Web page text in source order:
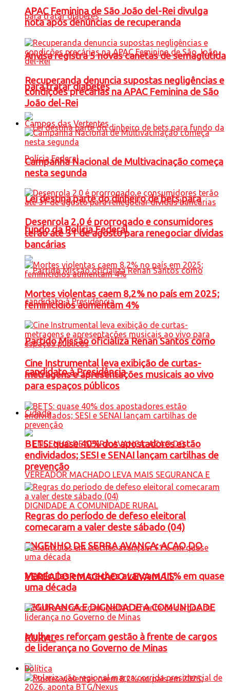
Anvisa registra 5 novas canetas de semaglutida
para tratar diabetes
Lei destina parte do dinheiro de bets para
fundo da Polícia Federal
Partido Missão oficializa Renan Santos como
candidato à Presidência
Cidade
ENGENHO DE SERRA AVANÇA: ACAO DO
VEREADOR MACHADO LEVA MAIS
SEGURANCA E DIGNIDADE A COMUNIDADE
RURAL
APAC Feminina de São João del-Rei divulga
nota após denúncias de recuperanda
Recuperanda denuncia supostas negligências e
condições precárias na APAC Feminina de São
João del-Rei
Campos das Vertentes
Campanha Nacional de Multivacinação começa
nesta segunda
Desenrola 2.0 é prorrogado e consumidores
terão até 31 de agosto para renegociar dívidas
bancárias
Mortes violentas caem 8,2% no país em 2025;
feminicídios aumentam 4%
Cine Instrumental leva exibição de curtas-
metragens e apresentações musicais ao vivo
para espaços públicos
BETS: quase 40% dos apostadores estão
endividados; SESI e SENAI lançam cartilhas de
prevenção
Regras do período de defeso eleitoral
comecaram a valer deste sábado (04)
Matrículas em creches avançam 11% em quase
uma década
Mulheres reforçam gestão à frente de cargos
de liderança no Governo de Minas
Política